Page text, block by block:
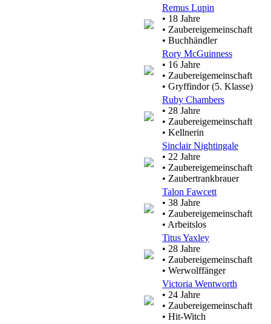
Remus Lupin
• 18 Jahre
• Zaubereigemeinschaft
• Buchhändler
Rory McGuinness
• 16 Jahre
• Zaubereigemeinschaft
• Gryffindor (5. Klasse)
Ruby Chambers
• 28 Jahre
• Zaubereigemeinschaft
• Kellnerin
Sinclair Nightingale
• 22 Jahre
• Zaubereigemeinschaft
• Zaubertrankbrauer
Talon Fawcett
• 38 Jahre
• Zaubereigemeinschaft
• Arbeitslos
Titus Yaxley
• 28 Jahre
• Zaubereigemeinschaft
• Werwolffänger
Victoria Wentworth
• 24 Jahre
• Zaubereigemeinschaft
• Hit-Witch